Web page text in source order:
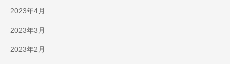
2023年4月
2023年3月
2023年2月